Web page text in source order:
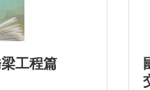
工程篇